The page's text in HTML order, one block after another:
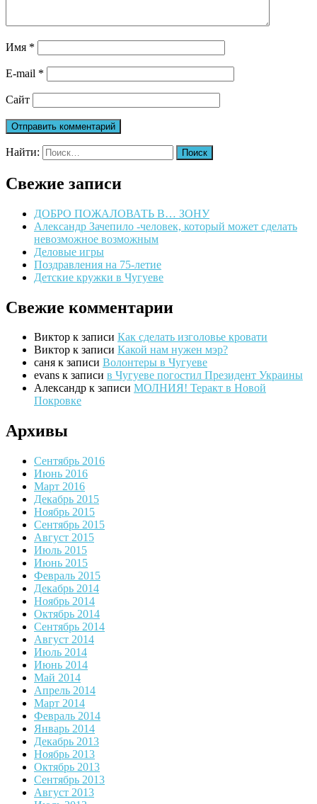
Имя *
E-mail *
Сайт
Найти:
Свежие записи
ДОБРО ПОЖАЛОВАТЬ В… ЗОНУ
Александр Зачепило -человек, который может сделать
невозможное возможным
Деловые игры
Поздравления на 75-летие
Детские кружки в Чугуеве
Свежие комментарии
Виктор к записи Как сделать изголовье кровати
Виктор к записи Какой нам нужен мэр?
саня к записи Волонтеры в Чугуеве
evans к записи в Чугуеве погостил Президент Украины
Александр к записи МОЛНИЯ! Теракт в Новой
Покровке
Архивы
Сентябрь 2016
Июнь 2016
Март 2016
Декабрь 2015
Ноябрь 2015
Сентябрь 2015
Август 2015
Июль 2015
Июнь 2015
Февраль 2015
Декабрь 2014
Ноябрь 2014
Октябрь 2014
Сентябрь 2014
Август 2014
Июль 2014
Июнь 2014
Май 2014
Апрель 2014
Март 2014
Февраль 2014
Январь 2014
Декабрь 2013
Ноябрь 2013
Октябрь 2013
Сентябрь 2013
Август 2013